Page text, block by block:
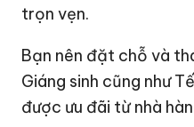
trọn vẹn.
Bạn nên đặt chỗ và
Giáng sinh cũng như
được ưu đãi từ nhà